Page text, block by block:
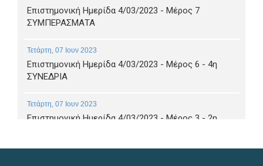
Επιστημονική Ημερίδα 4/03/2023 - Μέρος 7
ΣΥΜΠΕΡΑΣΜΑΤΑ
Τετάρτη, 07 Ιουν 2023
Επιστημονική Ημερίδα 4/03/2023 - Μέρος 6 - 4η
ΣΥΝΕΔΡΙΑ
Τετάρτη, 07 Ιουν 2023
Επιστημονική Ημερίδα 4/03/2023 - Μέρος 3 - 2η